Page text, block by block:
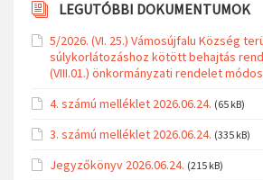
LEGUTÓBBI DOKUMENTUMOK
5/2026. (VI. 25.) Vámosújfalu Község
súlykorlátozáshoz kötött behajtás
(VIII.01.) önkormányzati rendelet
4. számú melléklet 2026.06.24. (65 kB)
3. számú melléklet 2026.06.24. (335 kB)
Jegyzőkönyv 2026.06.24. (215 kB)